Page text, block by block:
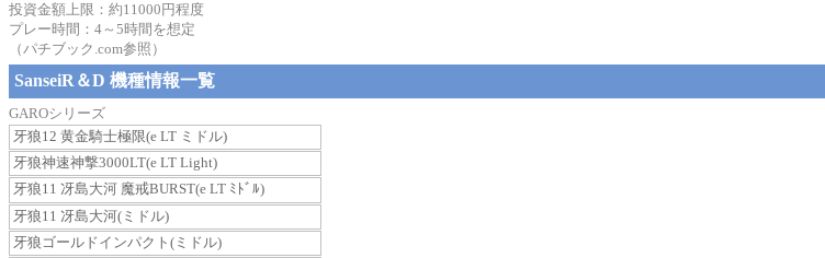
投資金額上限：約11000円程度
プレー時間：4～5時間を想定
（パチブック.com参照）
SanseiR＆D 機種情報一覧
GAROシリーズ
牙狼12 黄金騎士極限(e LT ミドル)
牙狼神速神撃3000LT(e LT Light)
牙狼11 冴島大河 魔戒BURST(e LT ﾐﾄﾞﾙ)
牙狼11 冴島大河(ミドル)
牙狼ゴールドインパクト(ミドル)